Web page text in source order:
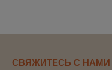
СВЯЖИТЕСЬ С НАМИ